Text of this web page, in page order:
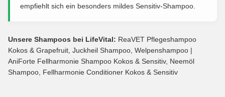
empfiehlt sich ein besonders mildes Sensitiv-Shampoo.
Unsere Shampoos bei LifeVital: ReaVET Pflegeshampoo
Kokos & Grapefruit, Juckheil Shampoo, Welpenshampoo |
AniForte Fellharmonie Shampoo Kokos & Sensitiv, Neemöl
Shampoo, Fellharmonie Conditioner Kokos & Sensitiv